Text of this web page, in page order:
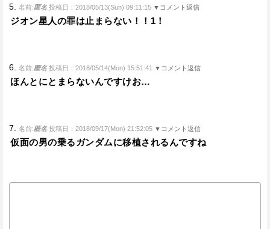
5. 名前:匿名 投稿日：2018/05/13(Sun) 09:11:15 ▼コメント返信
ジオン星人の罪は止まらない！！1！
6. 名前:匿名 投稿日：2018/05/14(Mon) 15:51:41 ▼コメント返信
ほんとにとまらないんですけお…
7. 名前:匿名 投稿日：2018/09/17(Mon) 21:52:05 ▼コメント返信
仮面の男の乗るガンダムに移植されるんですね